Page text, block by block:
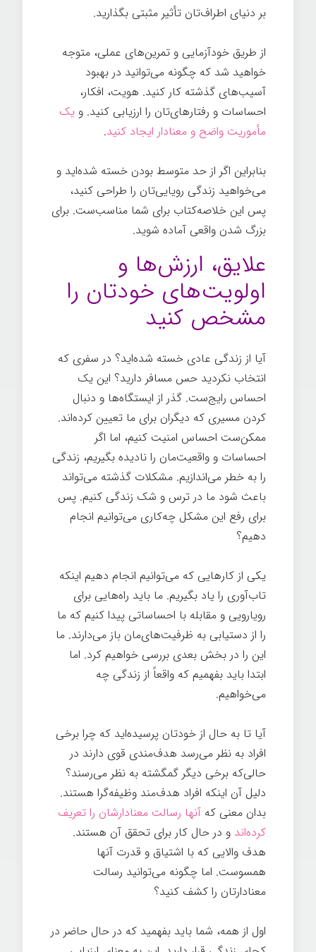
بر دنیای اطراف‌تان تأثیر مثبتی بگذارید.
از طریق خودآزمایی و تمرین‌های عملی، متوجه
خواهید شد که چگونه می‌توانید در بهبود
آسیب‌های گذشته کار کنید. هویت، افکار،
احساسات و رفتارهای‌تان را ارزیابی کنید. و یک
مأموریت واضح و معنادار ایجاد کنید.
بنابراین اگر از حد متوسط بودن خسته شده‌اید و
می‌خواهید زندگی رویایی‌تان را طراحی کنید،
پس این خلاصه‌کتاب برای شما مناسب‌ست. برای
بزرگ شدن واقعی آماده شوید.
علایق، ارزش‌ها و
اولویت‌های خودتان را
مشخص کنید
آیا از زندگی عادی خسته شده‌اید؟ در سفری که
انتخاب نکردید حس مسافر دارید؟ این یک
احساس رایج‌ست. گذر از ایستگاه‌ها و دنبال
کردن مسیری که دیگران برای ما تعیین کرده‌اند.
ممکن‌ست احساس امنیت کنیم، اما اگر
احساسات و واقعیت‌مان را نادیده بگیریم، زندگی
را به خطر می‌اندازیم. مشکلات گذشته می‌تواند
باعث شود ما در ترس و شک زندگی کنیم. پس
برای رفع این مشکل چه‌کاری می‌توانیم انجام
دهیم؟
یکی از کارهایی که می‌توانیم انجام دهیم اینکه
تاب‌آوری را یاد بگیریم. ما باید راه‌هایی برای
رویارویی و مقابله با احساساتی پیدا کنیم که ما
را از دستیابی به ظرفیت‌های‌مان باز می‌دارند. ما
این را در بخش بعدی بررسی خواهیم کرد. اما
ابتدا باید بفهمیم که واقعاً از زندگی چه
می‌خواهیم.
آیا تا به حال از خودتان پرسیده‌اید که چرا برخی
افراد به نظر می‌رسد هدف‌مندی قوی دارند در
حالی‌که برخی دیگر گمگشته به نظر می‌رسند؟
دلیل آن اینکه افراد هدف‌مند وظیفه‌گرا هستند.
بدان معنی که آنها رسالت معنادارشان را تعریف
کرده‌اند و در حال کار برای تحقق آن هستند.
هدف والایی که با اشتیاق و قدرت آنها
همسوست. اما چگونه می‌توانید رسالت
معنادارتان را کشف کنید؟
اول از همه، شما باید بفهمید که در حال حاضر در